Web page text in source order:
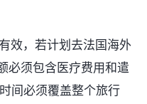
，若计划去法国海外
必须包含医疗费用和遣
间必须覆盖整个旅行